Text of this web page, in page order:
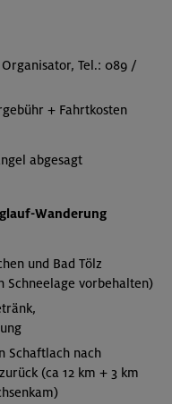
Tel.: 089 /
+ Fahrtkosten
abgesagt
Wanderung
und Bad Tölz
Schneelage vorbehalten)
Schaftlach nach
(ca 12 km + 3 km